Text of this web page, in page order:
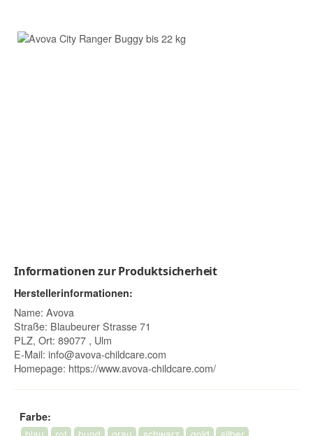
Informationen zur Produktsicherheit
Herstellerinformationen:
Name: Avova
Straße: Blaubeurer Strasse 71
PLZ, Ort: 89077 , Ulm
E-Mail: info@avova-childcare.com
Homepage: https://www.avova-childcare.com/
Farbe: